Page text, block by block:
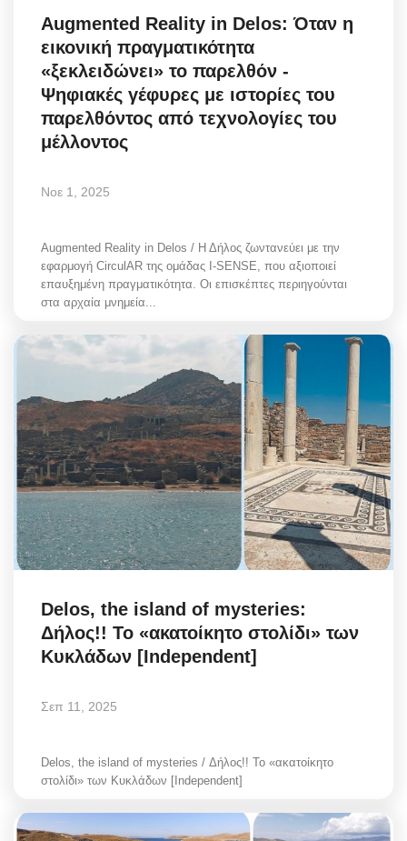
Augmented Reality in Delos: Όταν η
εικονική πραγματικότητα
«ξεκλειδώνει» το παρελθόν -
Ψηφιακές γέφυρες με ιστορίες του
παρελθόντος από τεχνολογίες του
μέλλοντος
Νοε 1, 2025
Augmented Reality in Delos / Η Δήλος ζωντανεύει με την
εφαρμογή CirculAR της ομάδας I-SENSE, που αξιοποιεί
επαυξημένη πραγματικότητα. Οι επισκέπτες περιηγούνται
στα αρχαία μνημεία...
Delos, the island of mysteries:
Δήλος!! Το «ακατοίκητο στολίδι» των
Κυκλάδων [Independent]
Σεπ 11, 2025
Delos, the island of mysteries / Δήλος!! Το «ακατοίκητο
στολίδι» των Κυκλάδων [Independent]